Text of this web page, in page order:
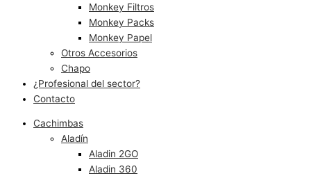
Monkey Filtros
Monkey Packs
Monkey Papel
Otros Accesorios
Chapo
¿Profesional del sector?
Contacto
Cachimbas
Aladín
Aladin 2GO
Aladin 360